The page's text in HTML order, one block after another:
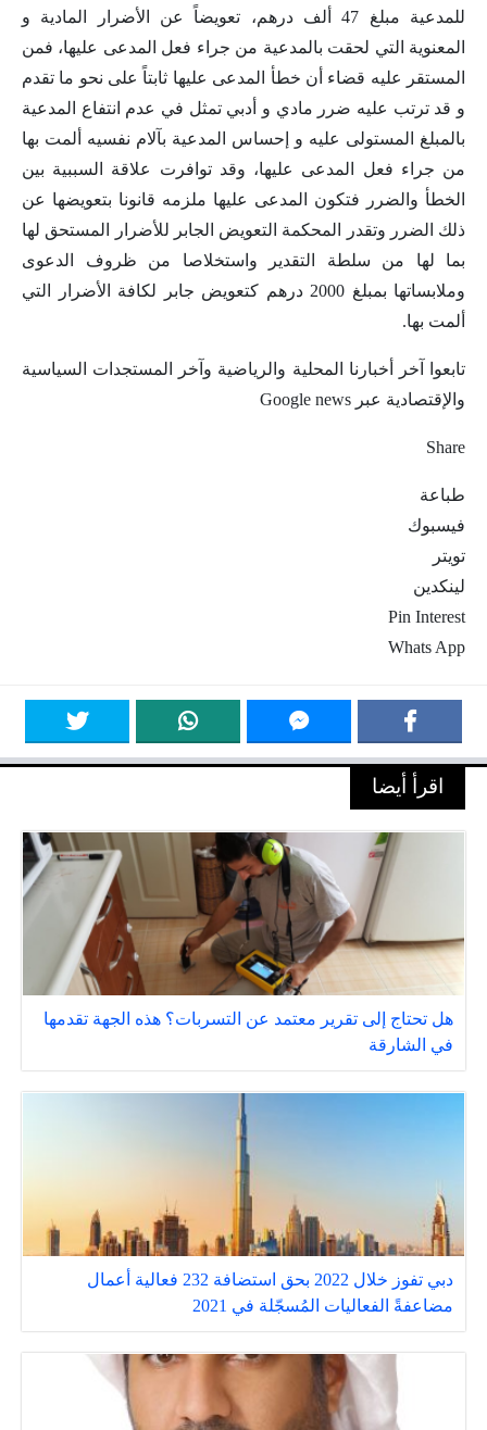
للمدعية مبلغ 47 ألف درهم، تعويضاً عن الأضرار المادية و
المعنوية التي لحقت بالمدعية من جراء فعل المدعى عليها، فمن
المستقر عليه قضاء أن خطأ المدعى عليها ثابتاً على نحو ما تقدم
و قد ترتب عليه ضرر مادي و أدبي تمثل في عدم انتفاع المدعية
بالمبلغ المستولى عليه و إحساس المدعية بآلام نفسيه ألمت بها
من جراء فعل المدعى عليها، وقد توافرت علاقة السببية بين
الخطأ والضرر فتكون المدعى عليها ملزمه قانونا بتعويضها عن
ذلك الضرر وتقدر المحكمة التعويض الجابر للأضرار المستحق لها
بما لها من سلطة التقدير واستخلاصا من ظروف الدعوى
وملابساتها بمبلغ 2000 درهم كتعويض جابر لكافة الأضرار التي
ألمت بها.
تابعوا آخر أخبارنا المحلية والرياضية وآخر المستجدات السياسية
والإقتصادية عبر Google news
Share
طباعة
فيسبوك
تويتر
لينكدين
Pin Interest
Whats App
اقرأ أيضا
هل تحتاج إلى تقرير معتمد عن التسربات؟ هذه الجهة تقدمها
في الشارقة
دبي تفوز خلال 2022 بحق استضافة 232 فعالية أعمال
مضاعفةً الفعاليات المُسجّلة في 2021